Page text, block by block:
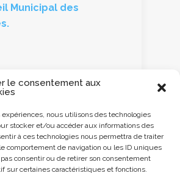
le consentement aux
nous utilisons des technologies
stocker et/ou accéder aux informations des
à ces technologies nous permettra de traiter
comportement de navigation ou les ID uniques
consentir ou de retirer son consentement
sur certaines caractéristiques et fonctions.
Municipal des
d'information
Cliquez ici ou
scannez le QR code
avec votre
Smartphone pour